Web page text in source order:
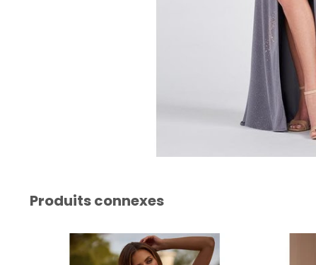
Produits connexes